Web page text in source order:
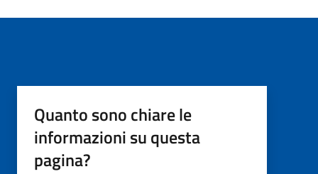
Quanto sono chiare le
informazioni su questa
pagina?